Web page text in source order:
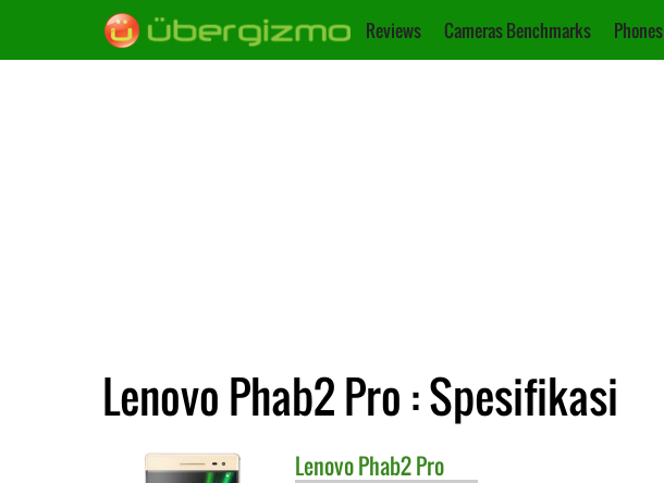
Reviews Cameras Benchmarks Phones
Lenovo Phab2 Pro : Spesifikasi
LenovoPhab2 Pro